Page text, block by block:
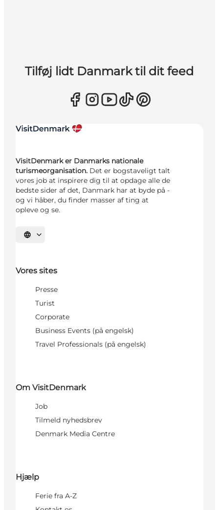
Tilføj lidt Danmark til dit feed
VisitDenmark er Danmarks nationale
turismeorganisation. Det er bogstaveligt talt
vores job at inspirere dig til at opdage alle de
bedste sider af det, Danmark har at byde på -
og vi håber, du finder masser af ting at
opleve og se.
Vælg sprog
Vores sites
Presse
Turist
Corporate
Business Events (på engelsk)
Travel Professionals (på engelsk)
Om VisitDenmark
Job
Tilmeld nyhedsbrev
Denmark Media Centre
Hjælp
Ferie fra A-Z